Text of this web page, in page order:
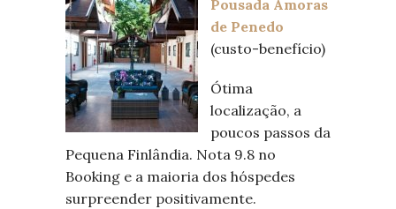
Pousada Amoras
de Penedo
(custo-benefício)
Ótima
localização, a
poucos passos da
Pequena Finlândia. Nota 9.8 no
Booking e a maioria dos hóspedes
surpreender positivamente.